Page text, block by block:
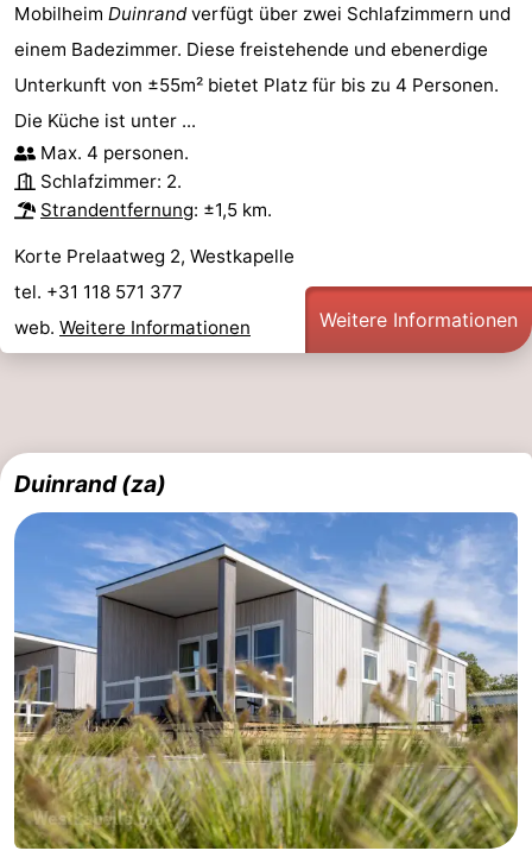
Mobilheim Duinrandverfügt über zwei Schlafzimmern und
einem Badezimmer. Diese freistehende und ebenerdige
Unterkunft von ±55m² bietet Platz für bis zu 4 Personen.
Die Küche ist unter ...
Max. 4 personen.
Schlafzimmer: 2.
Strandentfernung: ±1,5 km.
Korte Prelaatweg 2, Westkapelle
tel. +31 118 571 377
web. Weitere Informationen Weitere Informationen
Duinrand (za)